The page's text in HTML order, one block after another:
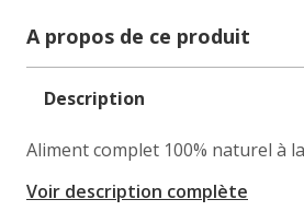
A propos de ce produit
Description
Aliment complet 100% naturel à
Voir description complète